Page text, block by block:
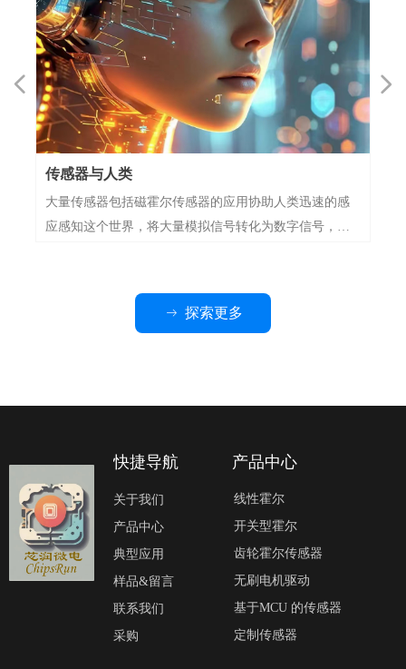
传感器与人类
大量传感器包括磁霍尔传感器的应用协助人类迅速的感
应感知这个世界，将大量模拟信号转化为数字信号，借
넳 넲
ꁹ 探索更多
快捷导航
关于我们
产品中心
典型应用
样品&留言
联系我们
采购
产品中心
线性霍尔
开关型霍尔
齿轮霍尔传感器
无刷电机驱动
基于MCU 的传感器
定制传感器